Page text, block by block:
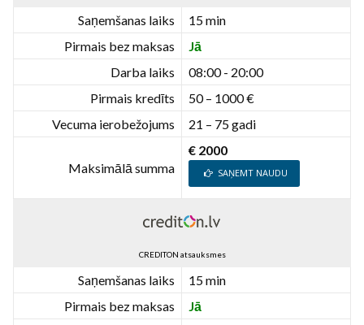
Saņemšanas laiks
15 min
Pirmais bez maksas
Jā
Darba laiks
08:00 - 20:00
Pirmais kredīts
50 – 1000 €
Vecuma ierobežojums
21 – 75 gadi
Maksimālā summa
€ 2000
SAŅEMT NAUDU
CREDITON atsauksmes
Saņemšanas laiks
15 min
Pirmais bez maksas
Jā